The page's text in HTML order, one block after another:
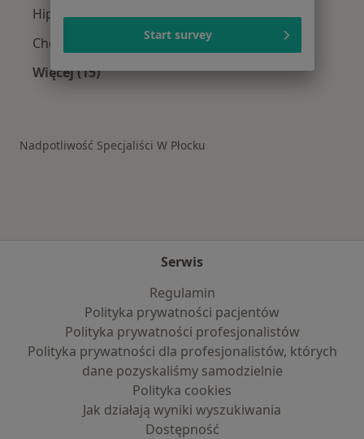
Hipercholesterolemia w Płocku
Choroba wieńcowa w Płocku
Więcej (15)
Nadpotliwość Specjaliści W Płocku
Serwis
Regulamin
Polityka prywatności pacjentów
Polityka prywatności profesjonalistów
Polityka prywatności dla profesjonalistów, których
dane pozyskaliśmy samodzielnie
Polityka cookies
Jak działają wyniki wyszukiwania
Dostępność
Start survey